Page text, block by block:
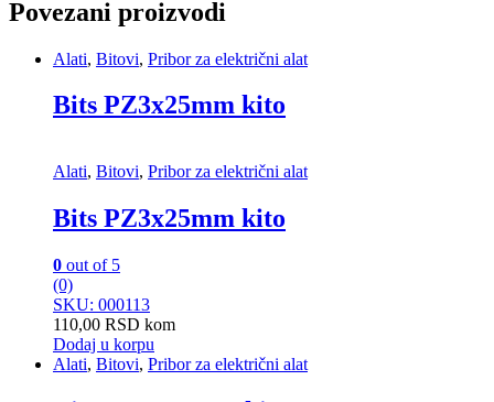
Povezani proizvodi
Alati, Bitovi, Pribor za električni alat
Bits PZ3x25mm kito
Alati, Bitovi, Pribor za električni alat
Bits PZ3x25mm kito
0 out of 5
(0)
SKU: 000113
110,00 RSD kom
Dodaj u korpu
Alati, Bitovi, Pribor za električni alat